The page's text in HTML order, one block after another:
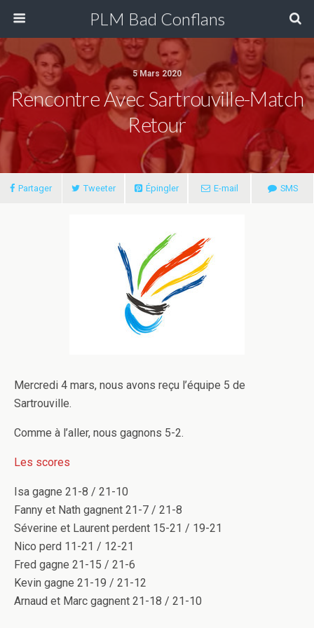
PLM Bad Conflans
5 Mars 2020
Rencontre Avec Sartrouville-Match
Retour
Partager Tweeter Épingler E-mail SMS
Mercredi 4 mars, nous avons reçu l’équipe 5 de
Sartrouville.
Comme à l’aller, nous gagnons 5-2.
Les scores
Isa gagne 21-8 / 21-10
Fanny et Nath gagnent 21-7 / 21-8
Séverine et Laurent perdent 15-21 / 19-21
Nico perd 11-21 / 12-21
Fred gagne 21-15 / 21-6
Kevin gagne 21-19 / 21-12
Arnaud et Marc gagnent 21-18 / 21-10